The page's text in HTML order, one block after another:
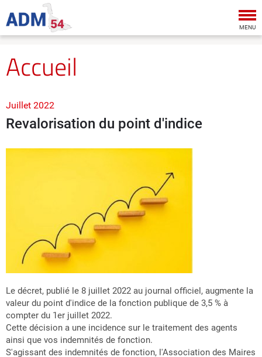
MENU
Accueil
Juillet 2022
Revalorisation du point d'indice
Le décret, publié le 8 juillet 2022 au journal officiel, augmente la
valeur du point d'indice de la fonction publique de 3,5 % à
compter du 1er juillet 2022.
Cette décision a une incidence sur le traitement des agents
ainsi que vos indemnités de fonction.
S'agissant des indemnités de fonction, l'Association des Maires